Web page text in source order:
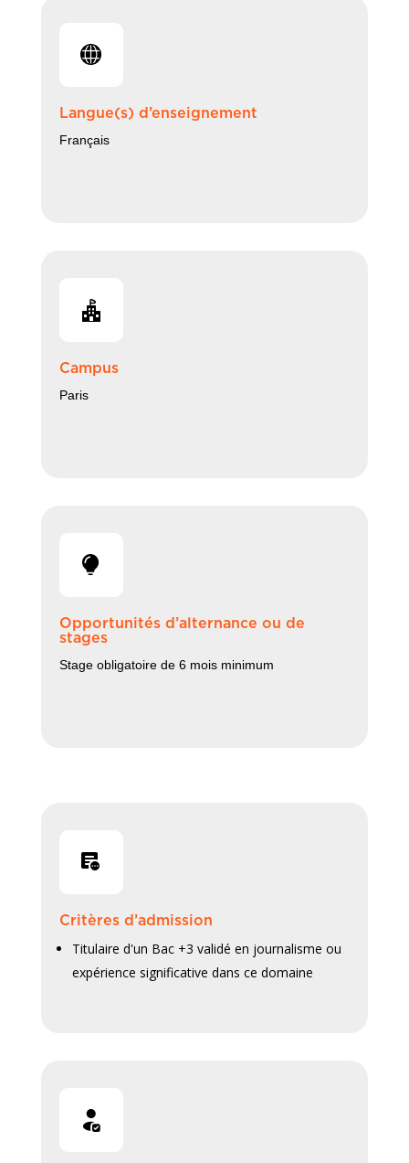
Langue(s) d’enseignement
Français
Campus
Paris
Opportunités d’alternance ou de
stages
Stage obligatoire de 6 mois minimum
Critères d’admission
Titulaire d'un Bac +3 validé en journalisme ou
expérience significative dans ce domaine